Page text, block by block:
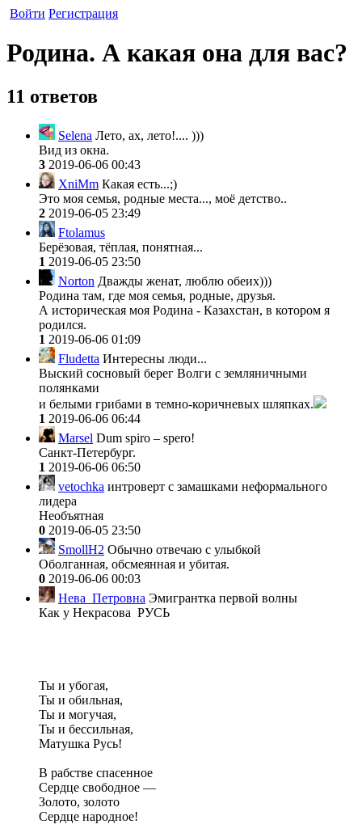
Войти Регистрация
Родина. А какая она для вас?
11 ответов
Selena Лето, ах, лето!.... )))
Вид из окна.
3 2019-06-06 00:43
XniMm Какая есть...;)
Это моя семья, родные места..., моё детство..
2 2019-06-05 23:49
Ftolamus
Берёзовая, тёплая, понятная...
1 2019-06-05 23:50
Norton Дважды женат, люблю обеих)))
Родина там, где моя семья, родные, друзья.
А историческая моя Родина - Казахстан, в котором я
родился.
1 2019-06-06 01:09
Fludetta Интересны люди...
Выский сосновый берег Волги с земляничными
полянками
и белыми грибами в темно-коричневых шляпках.
1 2019-06-06 06:44
Marsel Dum spiro – spero!
Санкт-Петербург.
1 2019-06-06 06:50
vetochka интроверт с замашками неформального
лидера
Необъятная
0 2019-06-05 23:50
SmollH2 Обычно отвечаю с улыбкой
Оболганная, обсмеянная и убитая.
0 2019-06-06 00:03
Нева_Петровна Эмигрантка первой волны
Как у Некрасова РУСЬ
Ты и убогая,
Ты и обильная,
Ты и могучая,
Ты и бессильная,
Матушка Русь!
В рабстве спасенное
Сердце свободное —
Золото, золото
Сердце народное!